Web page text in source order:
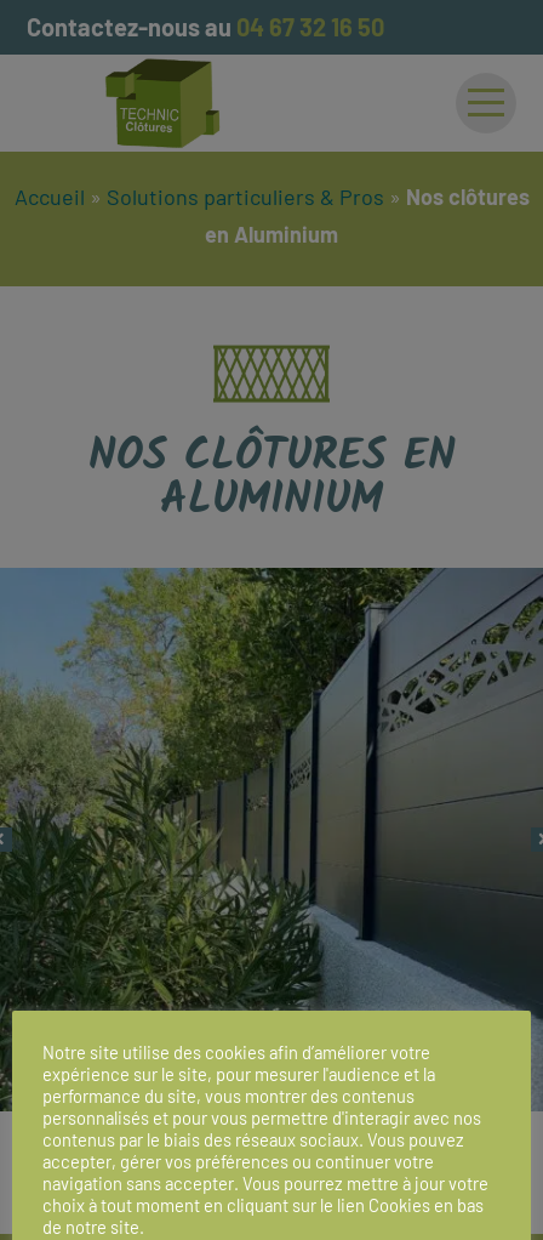
Contactez-nous au 04 67 32 16 50
Accueil » Solutions particuliers & Pros » Nos clôtures
en Aluminium
NOS CLÔTURES EN
ALUMINIUM
ALUMINIUM
Notre site utilise des cookies afin d’améliorer votre
expérience sur le site, pour mesurer l'audience et la
performance du site, vous montrer des contenus
personnalisés et pour vous permettre d'interagir avec nos
contenus par le biais des réseaux sociaux. Vous pouvez
accepter, gérer vos préférences ou continuer votre
navigation sans accepter. Vous pourrez mettre à jour votre
choix à tout moment en cliquant sur le lien Cookies en bas
de notre site.